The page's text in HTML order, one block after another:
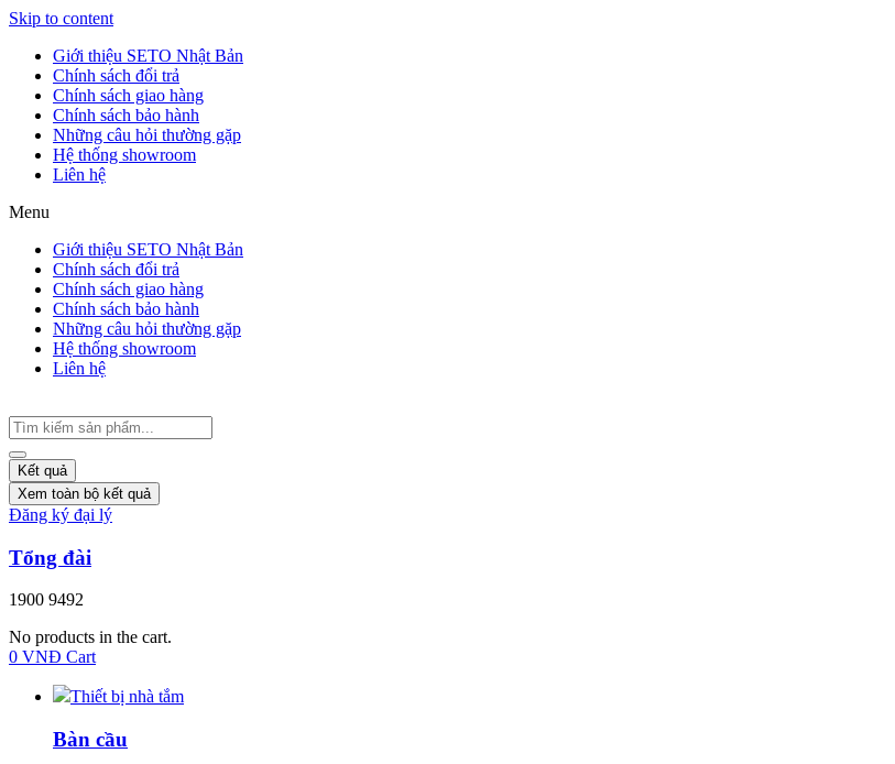
Skip to content
Giới thiệu SETO Nhật Bản
Chính sách đổi trả
Chính sách giao hàng
Chính sách bảo hành
Những câu hỏi thường gặp
Hệ thống showroom
Liên hệ
Menu
Giới thiệu SETO Nhật Bản
Chính sách đổi trả
Chính sách giao hàng
Chính sách bảo hành
Những câu hỏi thường gặp
Hệ thống showroom
Liên hệ
Kết quả
Xem toàn bộ kết quả
Đăng ký đại lý
Tổng đài
1900 9492
No products in the cart.
0 VNĐ Cart
Thiết bị nhà tắm
Bàn cầu